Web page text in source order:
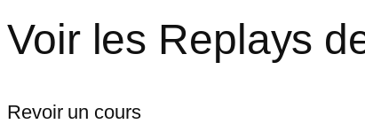
Voir les Replays
Revoir un cours